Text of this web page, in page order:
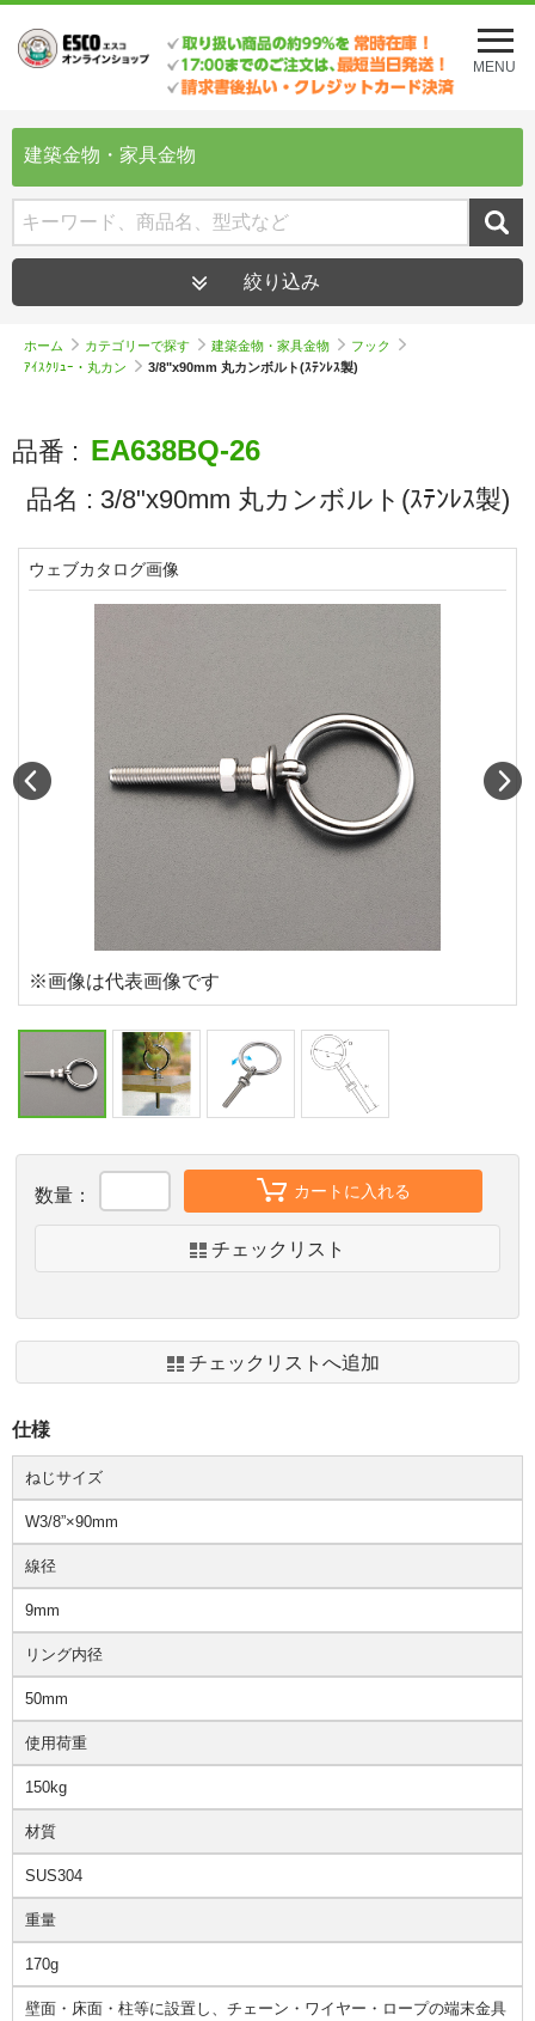
メ
ニ
ュ
を
MENU
建築金物・家具金物
絞り込み
ホーム カテゴリーで探す 建築金物・家具金物
フック
ｱｲｽｸﾘｭｰ・丸カン
3/8"x90mm 丸カンボルト(ｽﾃﾝﾚｽ製)
品番 : EA638BQ-26
品名 : 3/8"x90mm 丸カンボルト(ｽﾃﾝﾚｽ製)
数量： カートに入れる
チェックリスト
チェックリストへ追加
仕様
ねじサイズ
W3/8”×90mm
線径
9mm
リング内径
50mm
使用荷重
150kg
材質
SUS304
重量
170g
壁面・床面・柱等に設置し、チェーン・ワイヤー・ロープの端末金具
ウェブカタログ画像
※画像は代表画像です